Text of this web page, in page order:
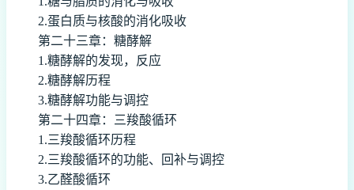
2.蛋白质与核酸的消化吸收
第二十三章：糖酵解
1.糖酵解的发现，反应
2.糖酵解历程
3.糖酵解功能与调控
第二十四章：三羧酸循环
1.三羧酸循环历程
2.三羧酸循环的功能、回补与调控
3.乙醛酸循环